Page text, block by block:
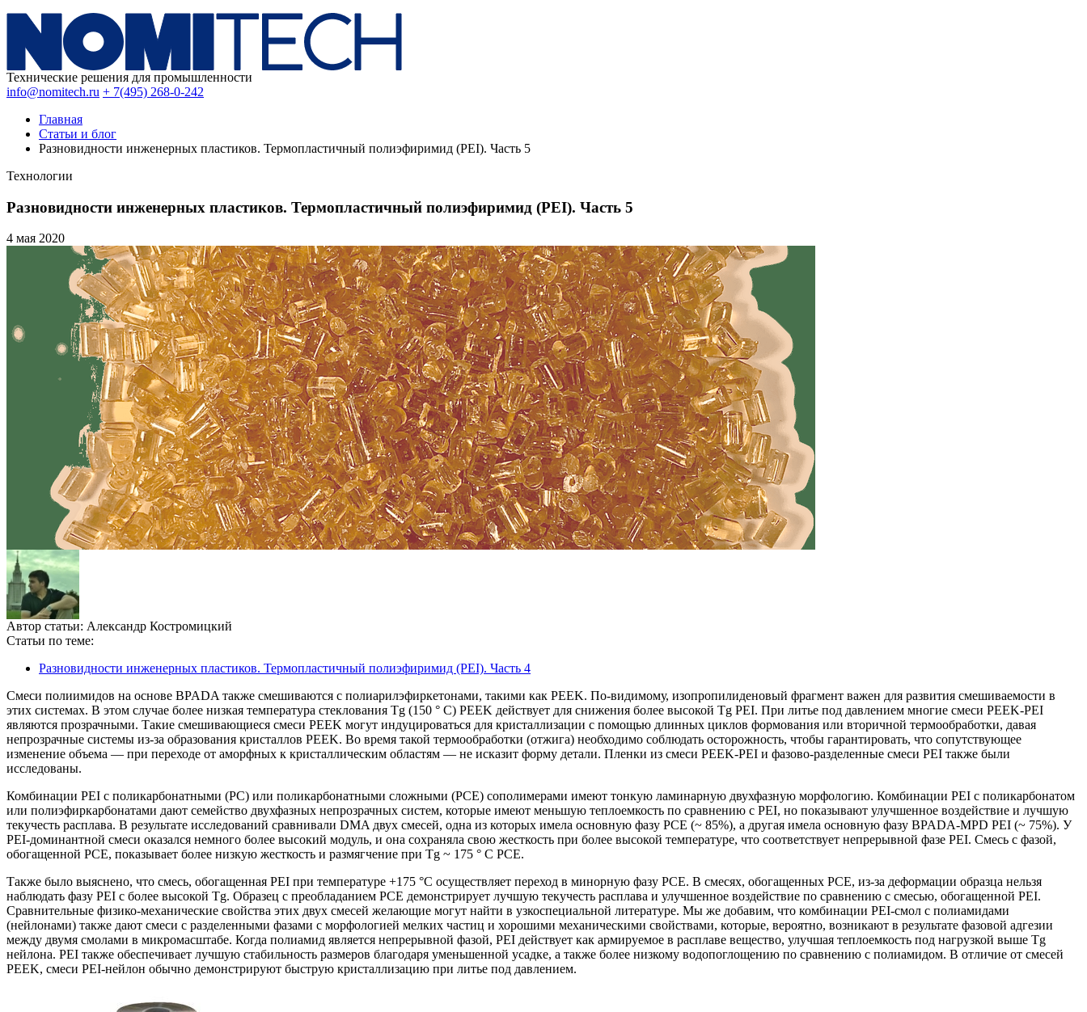
Технические решения для промышленности
info@nomitech.ru + 7(495) 268-0-242
Главная
Статьи и блог
Разновидности инженерных пластиков. Термопластичный полиэфиримид (PEI). Часть 5
Технологии
Разновидности инженерных пластиков. Термопластичный полиэфиримид (PEI). Часть 5
4 мая 2020
Автор статьи: Александр Костромицкий
Статьи по теме:
Разновидности инженерных пластиков. Термопластичный полиэфиримид (PEI). Часть 4
Смеси полиимидов на основе BPADA также смешиваются с полиарилэфиркетонами, такими как PEEK. По-видимому, изопропилиденовый фрагмент важен для развития смешиваемости в
этих системах. В этом случае более низкая температура стеклования Tg (150 ° C) PEEK действует для снижения более высокой Tg PEI. При литье под давлением многие смеси PEEK-PEI
являются прозрачными. Такие смешивающиеся смеси PEEK могут индуцироваться для кристаллизации с помощью длинных циклов формования или вторичной термообработки, давая
непрозрачные системы из-за образования кристаллов PEEK. Во время такой термообработки (отжига) необходимо соблюдать осторожность, чтобы гарантировать, что сопутствующее
изменение объема — при переходе от аморфных к кристаллическим областям — не исказит форму детали. Пленки из смеси PEEK-PEI и фазово-разделенные смеси PEI также были
исследованы.
Комбинации PEI с поликарбонатными (PC) или поликарбонатными сложными (PCE) сополимерами имеют тонкую ламинарную двухфазную морфологию. Комбинации PEI с поликарбонатом
или полиэфиркарбонатами дают семейство двухфазных непрозрачных систем, которые имеют меньшую теплоемкость по сравнению с PEI, но показывают улучшенное воздействие и лучшую
текучесть расплава. В результате исследований сравнивали DMA двух смесей, одна из которых имела основную фазу PCE (~ 85%), а другая имела основную фазу BPADA-MPD PEI (~ 75%). У
PEI-доминантной смеси оказался немного более высокий модуль, и она сохраняла свою жесткость при более высокой температуре, что соответствует непрерывной фазе PEI. Смесь с фазой,
обогащенной PCE, показывает более низкую жесткость и размягчение при Tg ~ 175 ° C PCE.
Также было выяснено, что смесь, обогащенная PEI при температуре +175 °C осуществляет переход в минорную фазу PCE. В смесях, обогащенных PCE, из-за деформации образца нельзя
наблюдать фазу PEI с более высокой Tg. Образец с преобладанием PCE демонстрирует лучшую текучесть расплава и улучшенное воздействие по сравнению с смесью, обогащенной PEI.
Сравнительные физико-механические свойства этих двух смесей желающие могут найти в узкоспециальной литературе. Мы же добавим, что комбинации PEI-смол с полиамидами
(нейлонами) также дают смеси с разделенными фазами с морфологией мелких частиц и хорошими механическими свойствами, которые, вероятно, возникают в результате фазовой адгезии
между двумя смолами в микромасштабе. Когда полиамид является непрерывной фазой, PEI действует как армируемое в расплаве вещество, улучшая теплоемкость под нагрузкой выше Tg
нейлона. PEI также обеспечивает лучшую стабильность размеров благодаря уменьшенной усадке, а также более низкому водопоглощению по сравнению с полиамидом. В отличие от смесей
PEEK, смеси PEI-нейлон обычно демонстрируют быструю кристаллизацию при литье под давлением.